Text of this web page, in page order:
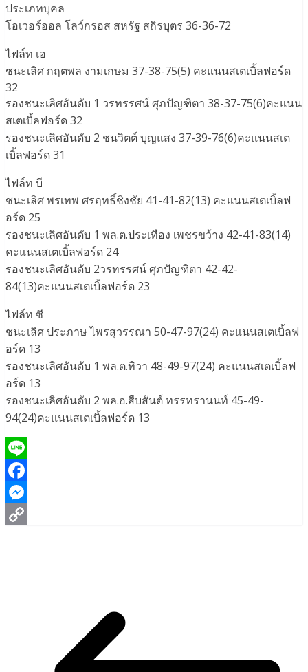
ประเภทบุคล
โอเวอร์ออล โลว์กรอส สหรัฐ สถิรบุตร 36-36-72
ไฟล์ท เอ
ชนะเลิศ กฤตพล งามเกษม 37-38-75(5) คะแนนสเตเบิ้ลฟอร์ด
32
รองชนะเลิศอันดับ 1 วรทรรศน์ ศุภปัญฑิตา 38-37-75(6)คะแนน
สเตเบิ้ลฟอร์ด 32
รองชนะเลิศอันดับ 2 ชนวิตต์ บุญแสง 37-39-76(6)คะแนนสเต
เบิ้ลฟอร์ด 31
ไฟล์ท บี
ชนะเลิศ พรเทพ ศรฤทธิ์ชิงชัย 41-41-82(13) คะแนนสเตเบิ้ลฟ
อร์ด 25
รองชนะเลิศอันดับ 1 พล.ต.ประเทือง เพชรขว้าง 42-41-83(14)
คะแนนสเตเบิ้ลฟอร์ด 24
รองชนะเลิศอันดับ 2วรทรรศน์ ศุภปัญฑิตา 42-42-
84(13)คะแนนสเตเบิ้ลฟอร์ด 23
ไฟล์ท ซี
ชนะเลิศ ประภาษ ไพรสุวรรณา 50-47-97(24) คะแนนสเตเบิ้ลฟ
อร์ด 13
รองชนะเลิศอันดับ 1 พล.ต.ทิวา 48-49-97(24) คะแนนสเตเบิ้ลฟ
อร์ด 13
รองชนะเลิศอันดับ 2 พล.อ.สืบสันต์ ทรรทรานนท์ 45-49-
94(24)คะแนนสเตเบิ้ลฟอร์ด 13
Line
Facebook
Messenger